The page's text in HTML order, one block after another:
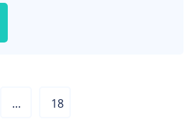
… 18